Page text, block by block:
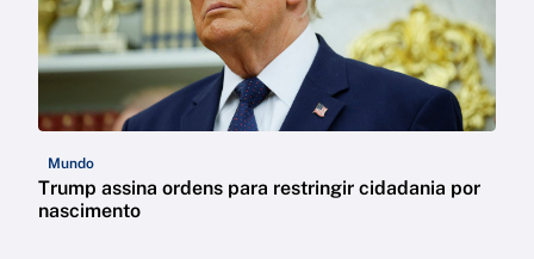
Mundo
Trump assina ordens para restringir cidadania por
nascimento